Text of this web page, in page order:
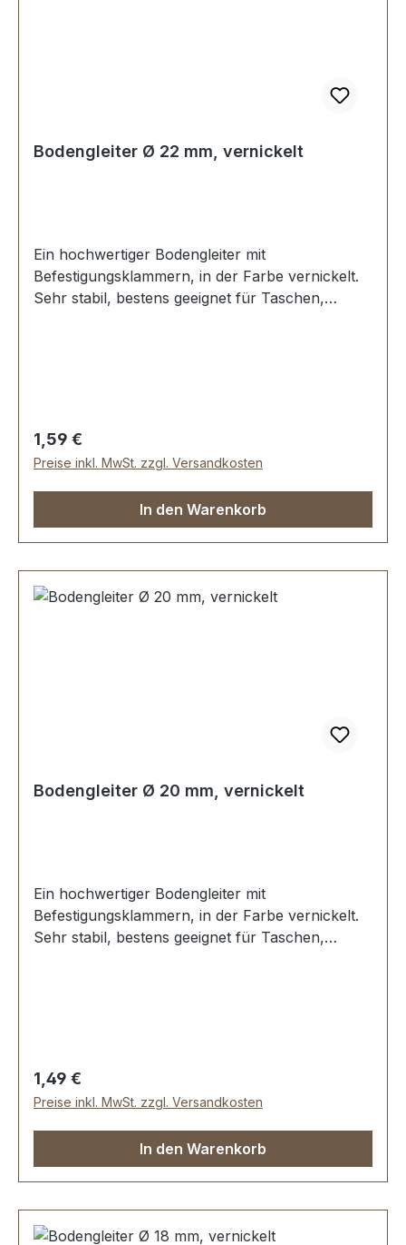
Bodengleiter Ø 22 mm, vernickelt
Ein hochwertiger Bodengleiter mit
Befestigungsklammern, in der Farbe vernickelt.
Sehr stabil, bestens geeignet für Taschen,
Regulärer Preis:
1,59 €
Preise inkl. MwSt. zzgl. Versandkosten
In den Warenkorb
Bodengleiter Ø 20 mm, vernickelt
Ein hochwertiger Bodengleiter mit
Befestigungsklammern, in der Farbe vernickelt.
Sehr stabil, bestens geeignet für Taschen,
Regulärer Preis:
1,49 €
Preise inkl. MwSt. zzgl. Versandkosten
In den Warenkorb